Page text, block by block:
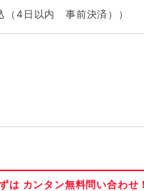
（4日以内 事前決済））
は カンタン無料問い合わせ